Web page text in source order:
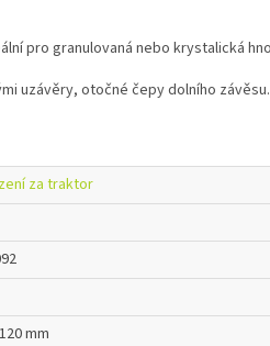
pro granulovaná nebo krystalická
uzávěry, otočné čepy dolního závěsu.
za traktor
mm